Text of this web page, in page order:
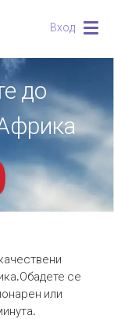
Вход
до
Обадете се
или